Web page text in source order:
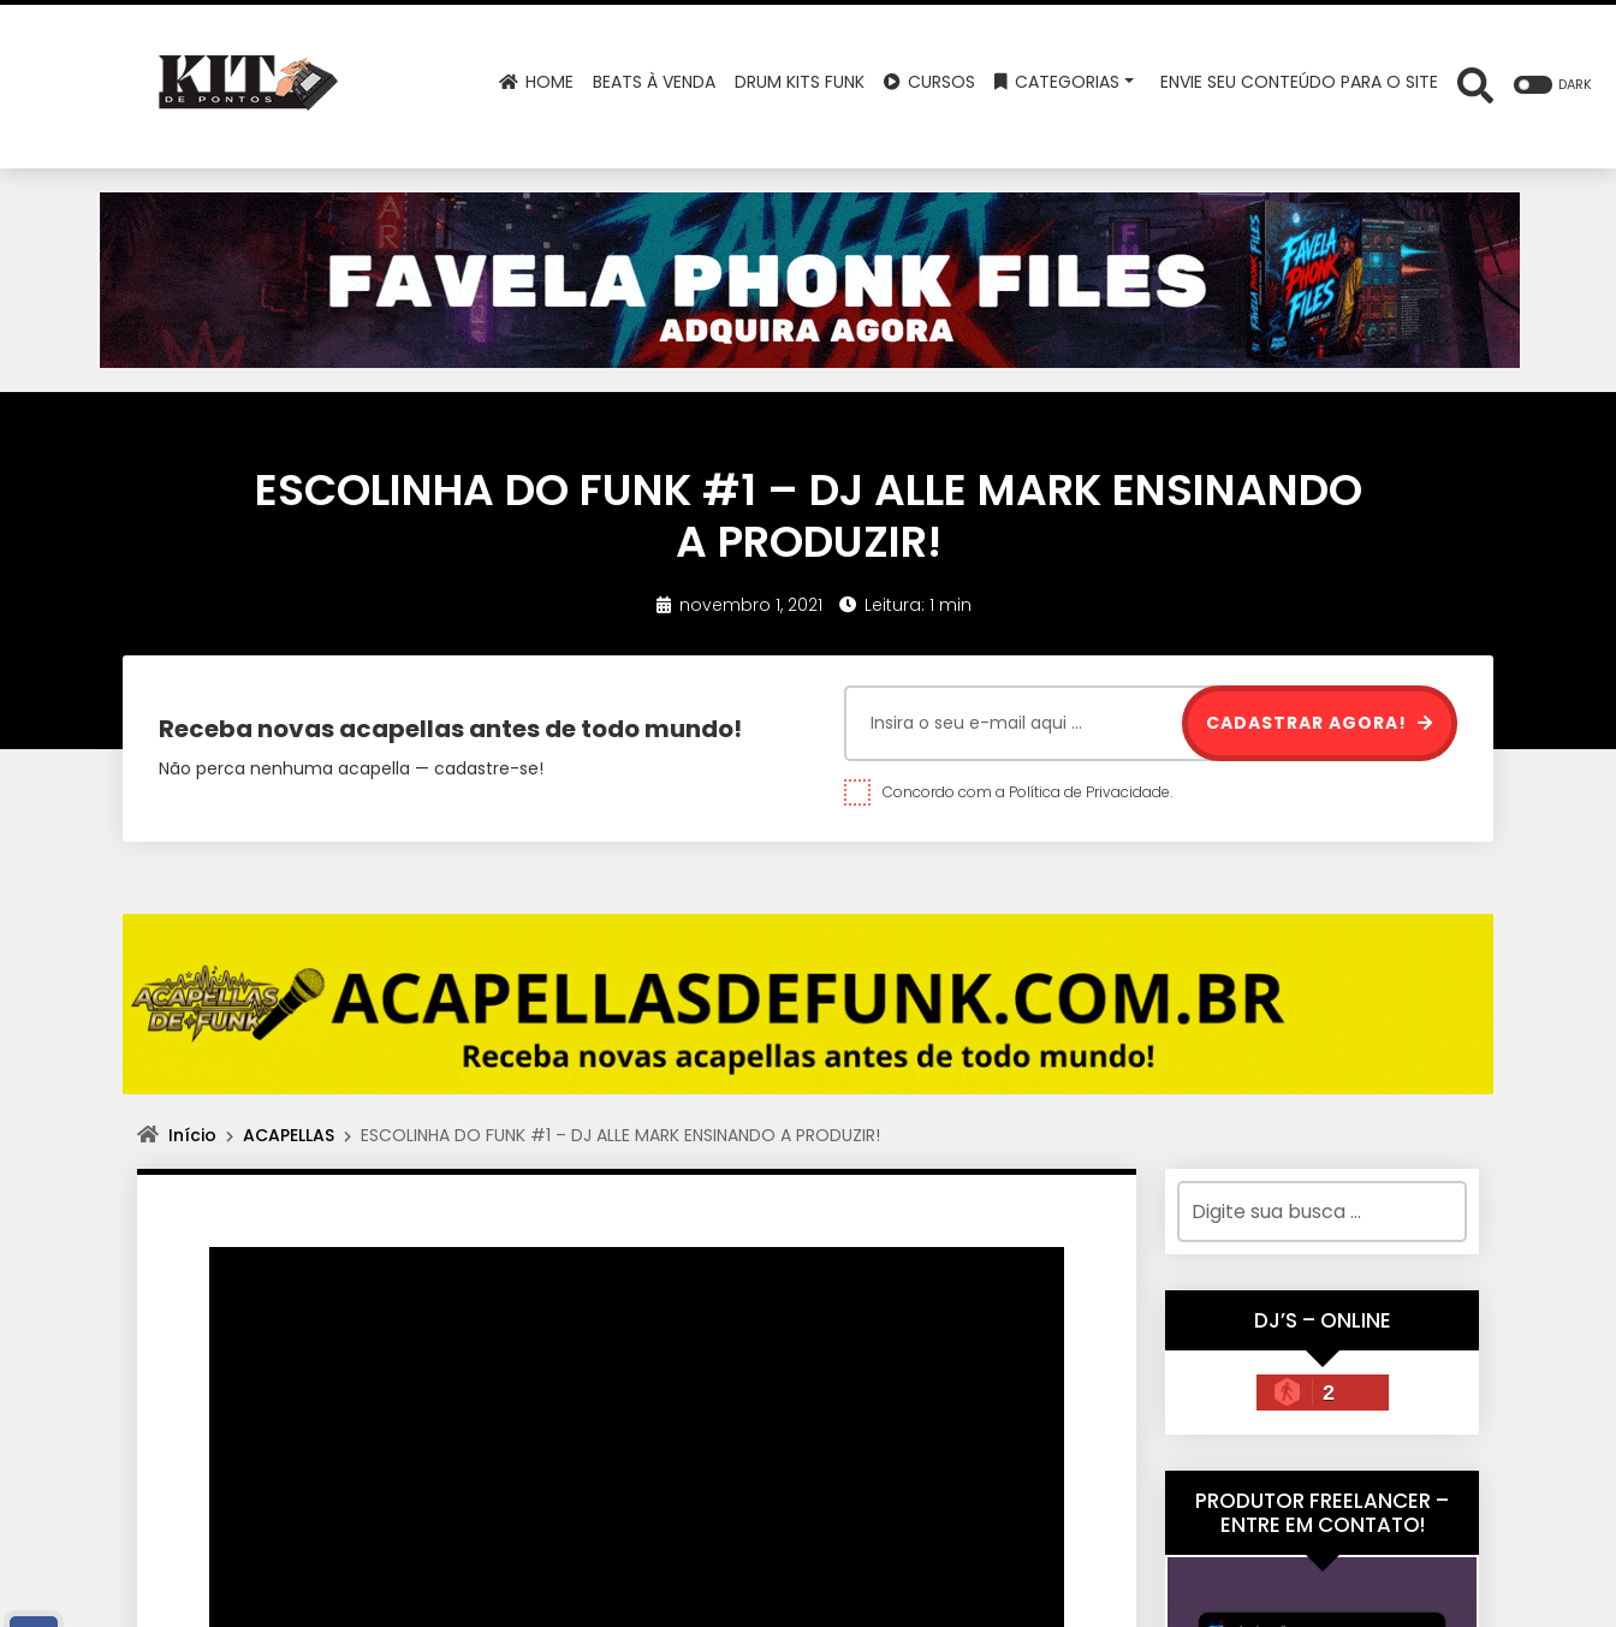
HOME BEATS À VENDA DRUM KITS FUNK CURSOS CATEGORIAS ENVIE SEU CONTEÚDO PARA O SITE DARK
ESCOLINHA DO FUNK #1 – DJ ALLE MARK ENSINANDO
A PRODUZIR!
novembro 1, 2021 Leitura: 1 min
Receba novas acapellas antes de todo mundo!
Não perca nenhuma acapella — cadastre-se!
Concordo com a Política de Privacidade.
CADASTRAR AGORA!
Início ACAPELLAS ESCOLINHA DO FUNK #1 – DJ ALLE MARK ENSINANDO A PRODUZIR!
DJ’S – ONLINE
2
PRODUTOR FREELANCER –
ENTRE EM CONTATO!